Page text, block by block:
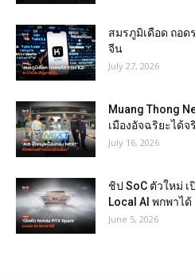
สมรภูมิเดือด ถอ
จีน
July 27, 2026
Muang Thong
เมืองอัจฉริยะได้จ
July 16, 2026
ชิป SoC ตัวใหม่ เ
Local AI พกพาได้
June 5, 2026